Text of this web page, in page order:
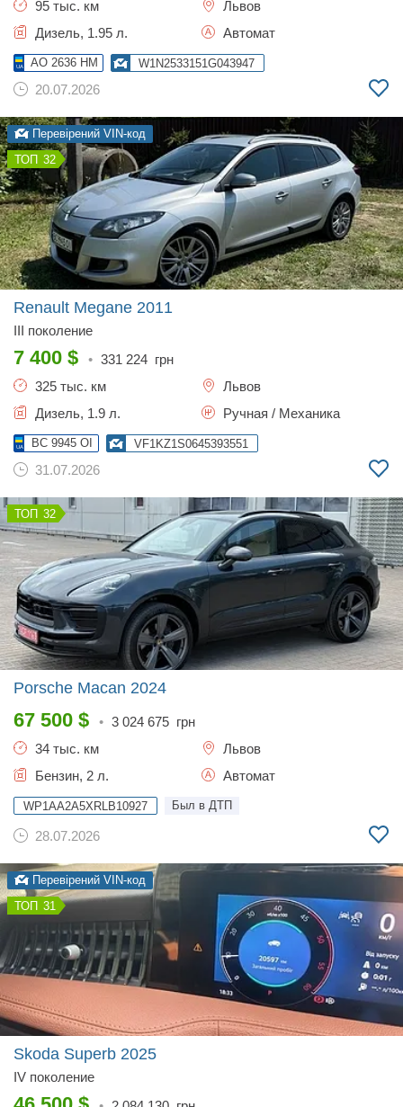
95 тыс. км
Львов
Дизель, 1.95 л.
Автомат
AO 2636 HM W1N2533151G043947
20.07.2026
Перевірений VIN-код
32
Renault Megane 2011
III поколение
7 400 $ • 331 224 грн
325 тыс. км
Львов
Дизель, 1.9 л.
Ручная / Механика
BC 9945 OI VF1KZ1S0645393551
31.07.2026
32
Porsche Macan 2024
67 500 $ • 3 024 675 грн
34 тыс. км
Львов
Бензин, 2 л.
Автомат
WP1AA2A5XRLB10927 Был в ДТП
28.07.2026
Перевірений VIN-код
31
Skoda Superb 2025
IV поколение